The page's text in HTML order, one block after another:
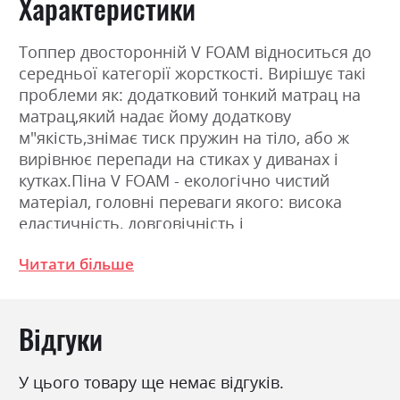
Топпер двосторонній V FOAM відноситься до
середньої категорії жорсткості. Вирішує такі
проблеми як: додатковий тонкий матрац на
матрац,який надає йому додаткову
м"якість,знімає тиск пружин на тіло, або ж
вирівнює перепади на стиках у диванах і
кутках.Піна V FOAM - екологічно чистий
матеріал, головні переваги якого: висока
еластичність, довговічність і
підтримку і здатна довгий час зберігати свою
«дихаючим»; структура цього матеріалу така,
що він вільно пропускає повітря і дозволяє
йому циркулювати всередині себе. Завдяки
цій властивості, сплячий не потіє і відчуває
Читати більше
Відгуки
У цього товару ще немає відгуків.